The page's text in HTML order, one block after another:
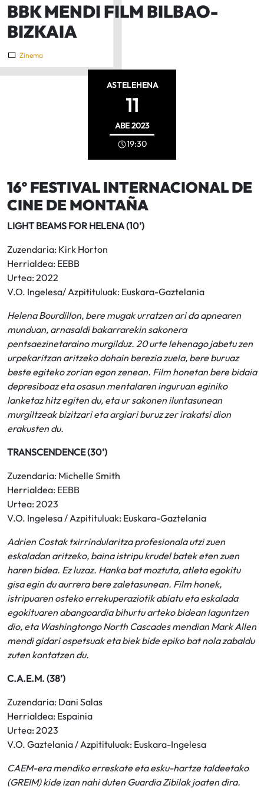
BBK MENDI FILM BILBAO-
BIZKAIA
Zinema
ASTELEHENA
11
ABE2023
19:30
16º FESTIVAL INTERNACIONAL DE
CINE DE MONTAÑA
LIGHT BEAMS FOR HELENA (10’)
Zuzendaria: Kirk Horton
Herrialdea: EEBB
Urtea: 2022
V.O. Ingelesa/ Azpitituluak: Euskara-Gaztelania
Helena Bourdillon, bere mugak urratzen ari da apnearen
munduan, arnasaldi bakarrarekin sakonera
pentsaezinetaraino murgilduz. 20 urte lehenago jabetu zen
urpekaritzan aritzeko dohain berezia zuela, bere buruaz
beste egiteko zorian egon zenean. Film honetan bere bidaia
depresiboaz eta osasun mentalaren inguruan eginiko
lanketaz hitz egiten du, eta ur sakonen iluntasunean
murgiltzeak bizitzari eta argiari buruz zer irakatsi dion
erakusten du.
TRANSCENDENCE (30’)
Zuzendaria: Michelle Smith
Herrialdea: EEBB
Urtea: 2023
V.O. Ingelesa / Azpitituluak: Euskara-Gaztelania
Adrien Costak txirrindularitza profesionala utzi zuen
eskaladan aritzeko, baina istripu krudel batek eten zuen
haren bidea. Ez luzaz. Hanka bat moztuta, atleta egokitu
gisa egin du aurrera bere zaletasunean. Film honek,
istripuaren osteko errekuperaziotik abiatu eta eskalada
egokituaren abangoardia bihurtu arteko bidean laguntzen
dio, eta Washingtongo North Cascades mendian Mark Allen
mendi gidari ospetsuak eta biek bide epiko bat nola zabaldu
zuten kontatzen du.
C.A.E.M. (38’)
Zuzendaria: Dani Salas
Herrialdea: Espainia
Urtea: 2023
V.O. Gaztelania / Azpitituluak: Euskara-Ingelesa
CAEM-era mendiko erreskate eta esku-hartze taldeetako
(GREIM) kide izan nahi duten Guardia Zibilak joaten dira.